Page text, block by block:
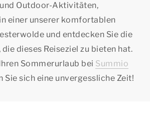
Outdoor-Aktivitäten,
einer unserer komfortablen
und entdecken Sie die
dieses Reiseziel zu bieten hat.
Sommerurlaub bei Summio
Sie sich eine unvergessliche Zeit!